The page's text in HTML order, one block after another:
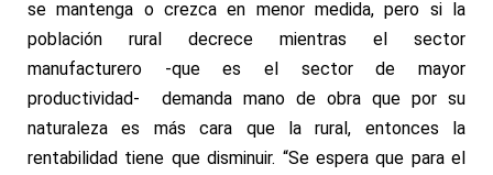
se mantenga o crezca en menor medida, pero si la
población rural decrece mientras el sector
manufacturero -que es el sector de mayor
productividad- demanda mano de obra que por su
naturaleza es más cara que la rural, entonces la
rentabilidad tiene que disminuir. “Se espera que para el